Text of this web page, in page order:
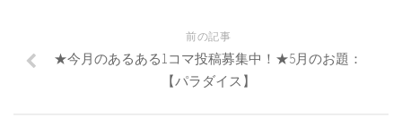
前の記事
★今月のあるある1コマ投稿募集中！★5月のお題：
【パラダイス】